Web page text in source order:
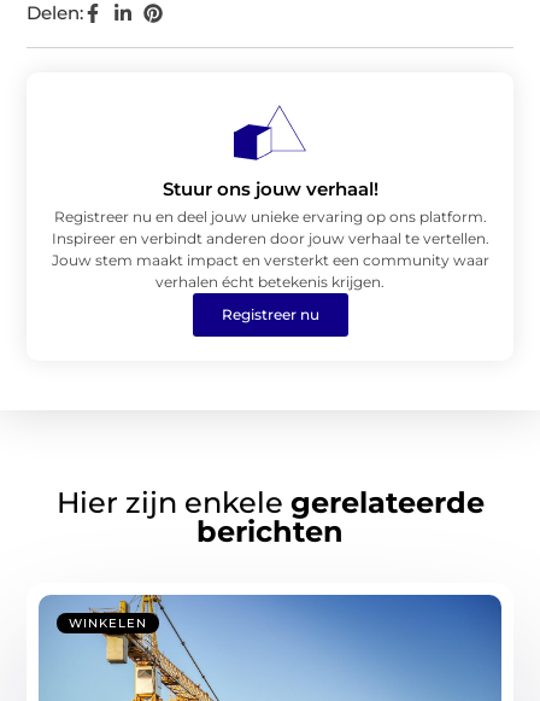
Delen:
Stuur ons jouw verhaal!
Registreer nu en deel jouw unieke ervaring op ons platform.
Inspireer en verbindt anderen door jouw verhaal te vertellen.
Jouw stem maakt impact en versterkt een community waar
verhalen écht betekenis krijgen.
Registreer nu
Hier zijn enkele gerelateerde
berichten
WINKELEN